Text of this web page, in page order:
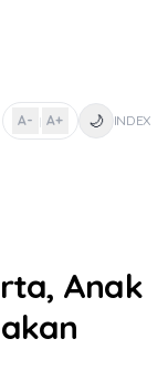
A- | A+ 🌙 INDEX
Anak